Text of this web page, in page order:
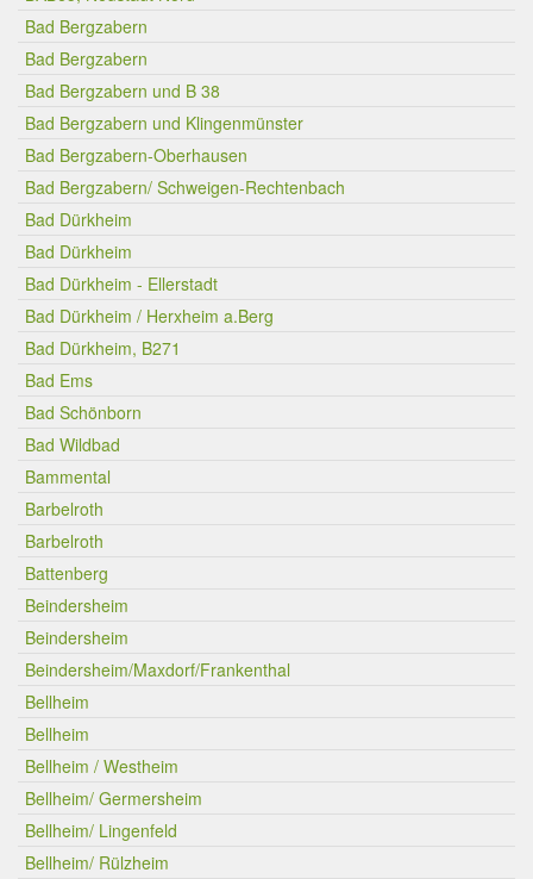
Bad Bergzabern
Bad Bergzabern
Bad Bergzabern und B 38
Bad Bergzabern und Klingenmünster
Bad Bergzabern-Oberhausen
Bad Bergzabern/ Schweigen-Rechtenbach
Bad Dürkheim
Bad Dürkheim
Bad Dürkheim - Ellerstadt
Bad Dürkheim / Herxheim a.Berg
Bad Dürkheim, B271
Bad Ems
Bad Schönborn
Bad Wildbad
Bammental
Barbelroth
Barbelroth
Battenberg
Beindersheim
Beindersheim
Beindersheim/Maxdorf/Frankenthal
Bellheim
Bellheim
Bellheim / Westheim
Bellheim/ Germersheim
Bellheim/ Lingenfeld
Bellheim/ Rülzheim